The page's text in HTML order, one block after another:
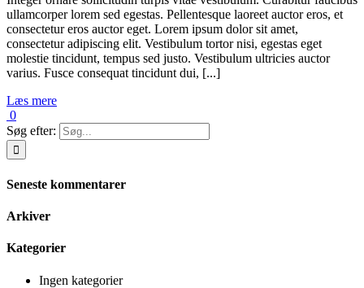
ullamcorper lorem sed egestas. Pellentesque laoreet auctor eros, et
consectetur eros auctor eget. Lorem ipsum dolor sit amet,
consectetur adipiscing elit. Vestibulum tortor nisi, egestas eget
molestie tincidunt, tempus sed justo. Vestibulum ultricies auctor
varius. Fusce consequat tincidunt dui, [...]
Læs mere
0
Søg efter:
Seneste kommentarer
Arkiver
Kategorier
Ingen kategorier